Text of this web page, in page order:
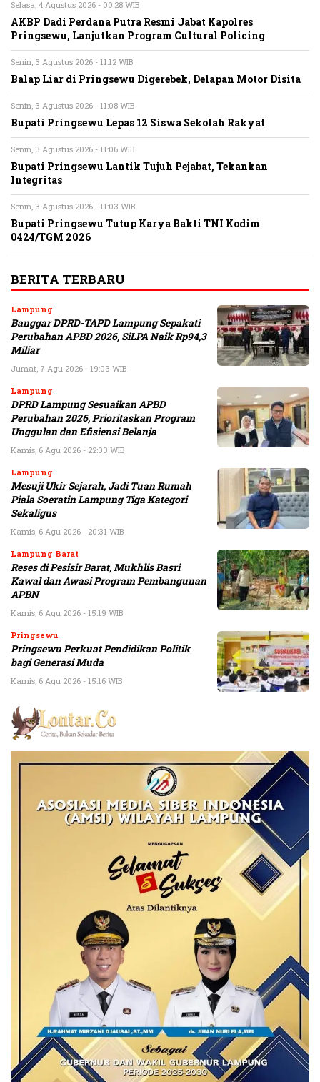
Selasa, 4 Agustus 2026 - 00:28 WIB
AKBP Dadi Perdana Putra Resmi Jabat Kapolres
Pringsewu, Lanjutkan Program Cultural Policing
Senin, 3 Agustus 2026 - 11:12 WIB
Balap Liar di Pringsewu Digerebek, Delapan Motor Disita
Senin, 3 Agustus 2026 - 11:08 WIB
Bupati Pringsewu Lepas 12 Siswa Sekolah Rakyat
Senin, 3 Agustus 2026 - 11:06 WIB
Bupati Pringsewu Lantik Tujuh Pejabat, Tekankan
Integritas
Senin, 3 Agustus 2026 - 11:03 WIB
Bupati Pringsewu Tutup Karya Bakti TNI Kodim
0424/TGM 2026
BERITA TERBARU
Lampung
Banggar DPRD-TAPD Lampung Sepakati
Perubahan APBD 2026, SiLPA Naik Rp94,3
Miliar
Jumat, 7 Agu 2026 - 19:03 WIB
Lampung
DPRD Lampung Sesuaikan APBD
Perubahan 2026, Prioritaskan Program
Unggulan dan Efisiensi Belanja
Kamis, 6 Agu 2026 - 22:03 WIB
Lampung
Mesuji Ukir Sejarah, Jadi Tuan Rumah
Piala Soeratin Lampung Tiga Kategori
Sekaligus
Kamis, 6 Agu 2026 - 20:31 WIB
Lampung Barat
Reses di Pesisir Barat, Mukhlis Basri
Kawal dan Awasi Program Pembangunan
APBN
Kamis, 6 Agu 2026 - 15:19 WIB
Pringsewu
Pringsewu Perkuat Pendidikan Politik
bagi Generasi Muda
Kamis, 6 Agu 2026 - 15:16 WIB